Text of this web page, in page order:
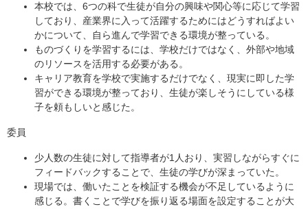
本校では、6つの科で生徒が自分の興味や関心等に応じて学習
しており、産業界に入って活躍するためにはどうすればよい
かについて、自ら進んで学習できる環境が整っている。
ものづくりを学習するには、学校だけではなく、外部や地域
のリソースを活用する必要がある。
キャリア教育を学校で実施するだけでなく、現実に即した学
習ができる環境が整っており、生徒が楽しそうにしている様
子を頼もしいと感じた。
委員
少人数の生徒に対して指導者が1人おり、実習しながらすぐに
フィードバックすることで、生徒の学びが深まっていた。
現場では、働いたことを検証する機会が不足しているように
感じる。書くことで学びを振り返る場面を設定することが大